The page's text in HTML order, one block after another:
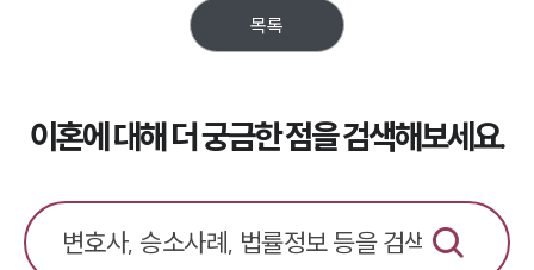
목록
이혼에 대해 더 궁금한 점을 검색해보세요.